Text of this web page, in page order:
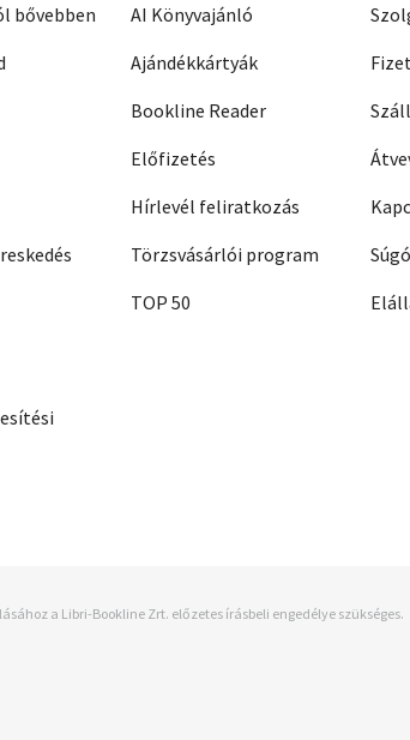
bővebben
AI Könyvajánló
Ajándékkártyák
Bookline Reader
Előfizetés
Hírlevél feliratkozás
Törzsvásárlói program
TOP 50
Súgó
a Libri-Bookline Zrt. előzetes írásbeli engedélye szükséges.